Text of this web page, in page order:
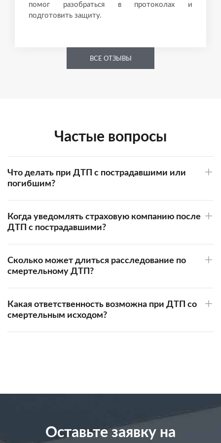
помог разобраться в протоколах и
подготовить защиту.
ВСЕ ОТЗЫВЫ
Частые вопросы
Что делать при ДТП с пострадавшими или
погибшим?
Когда уведомлять страховую компанию после
ДТП с пострадавшими?
Сколько может длиться расследование по
смертельному ДТП?
Какая ответственность возможна при ДТП со
смертельным исходом?
Оставьте заявку на